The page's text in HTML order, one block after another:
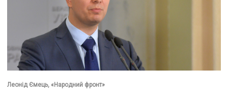
Леонід Ємець, «Народний фронт»